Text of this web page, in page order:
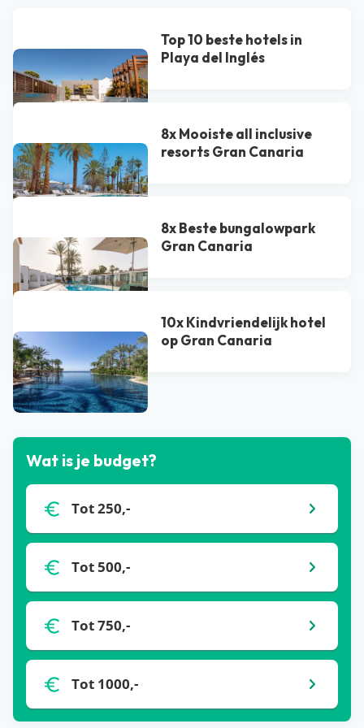
Top 10 beste hotels in
Playa del Inglés
8x Mooiste all inclusive
resorts Gran Canaria
8x Beste bungalowpark
Gran Canaria
10x Kindvriendelijk hotel
op Gran Canaria
Bekijk alle blogs
Wat is je budget?
Tot 250,-
Tot 500,-
Tot 750,-
Tot 1000,-